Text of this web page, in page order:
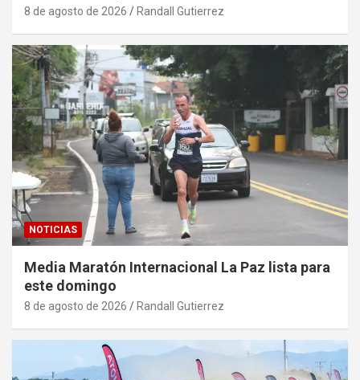
8 de agosto de 2026 Randall Gutierrez
NOTICIAS
Media Maratón Internacional La Paz lista para
este domingo
8 de agosto de 2026 Randall Gutierrez